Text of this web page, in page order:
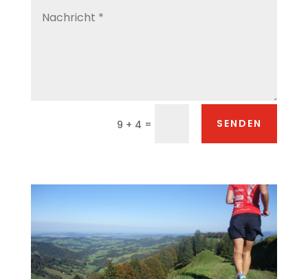
9 + 4 = SENDEN